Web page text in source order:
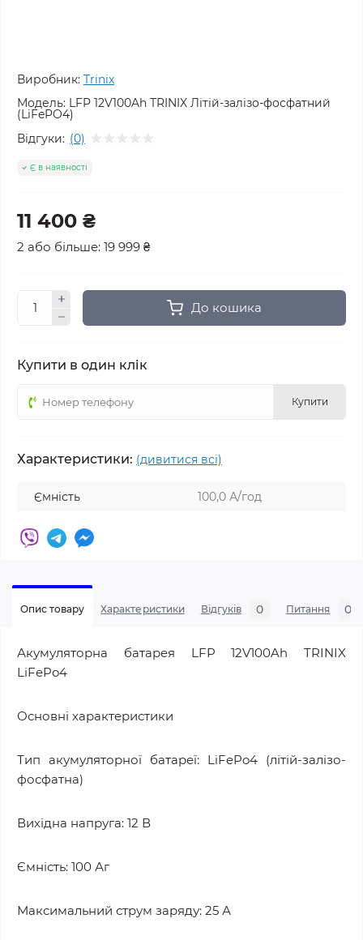
Виробник: Trinix
Модель: LFP 12V100Ah TRINIX Літій-залізо-фосфатний
(LiFePO4)
Відгуки: (0)
Є в наявності
11 400 ₴
2 або більше: 19 999 ₴
До кошика
Купити в один клік
Купити
Характеристики: (дивитися всі)
Ємність 100,0 А/год
Опис товару Характеристики Відгуків 0 Питання 0
Акумуляторна батарея LFP 12V100Ah TRINIX
LiFePo4
Основні характеристики
Тип акумуляторної батареї: LiFePo4 (літій-залізо-
фосфатна)
Вихідна напруга: 12 В
Ємність: 100 Аг
Максимальний струм заряду: 25 А